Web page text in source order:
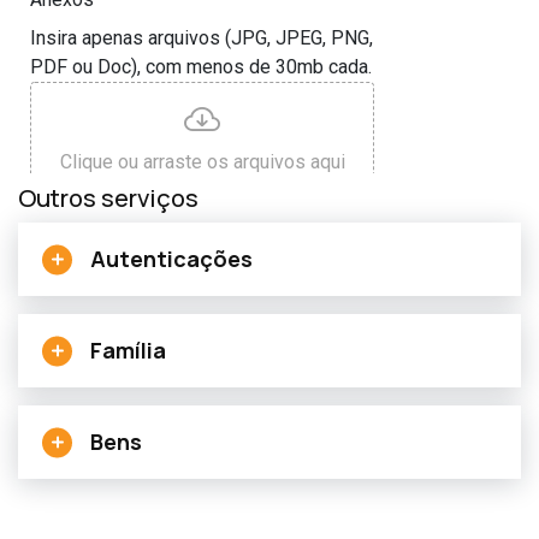
Outros serviços
Autenticações
Família
Bens